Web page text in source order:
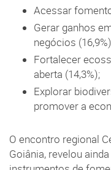
Acessar
Gerar ganhos
negócios
Fortalecer
aberta (14,3%);
Explorar
promover a
O encontro regional
Goiânia, revelou